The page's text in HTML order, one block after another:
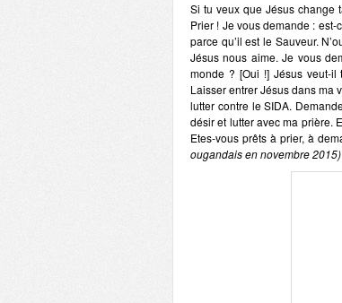
Si tu veux que Jésus change
Prier ! Je vous demande :
parce qu’il est le Sauveur.
Jésus nous aime. Je vous
monde ? [Oui !] Jésus veut-
Laisser entrer Jésus dans ma
lutter contre le SIDA.
désir et lutter avec ma prière.
Etes-vous prêts à prier, à
ougandais en novembre 2015)